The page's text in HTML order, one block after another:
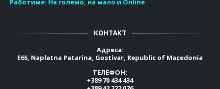
Работиме: На големо, на мало и Online
КОНТАКТ
Адреса:
E65, Naplatna Patarina, Gostivar, Republic of Macedonia
ТЕЛЕФОН:
+389 70 434 434